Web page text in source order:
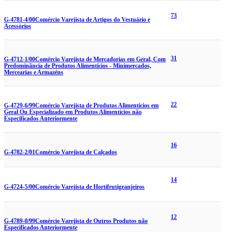
G-4781-4/00Comércio Varejista de Artigos do Vestuário e
Acessórios
73
G-4712-1/00Comércio Varejista de Mercadorias em Geral, Com
Predominância de Produtos Alimentícios - Minimercados,
Mercearias e Armazéns
31
G-4729-6/99Comércio Varejista de Produtos Alimentícios em
Geral Ou Especializado em Produtos Alimentícios não
Especificados Anteriormente
22
G-4782-2/01Comércio Varejista de Calçados
16
G-4724-5/00Comércio Varejista de Hortifrutigranjeiros
14
G-4789-0/99Comércio Varejista de Outros Produtos não
Especificados Anteriormente
12